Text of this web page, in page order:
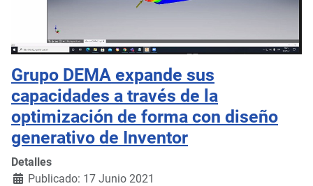
Grupo DEMA expande sus
capacidades a través de la
optimización de forma con diseño
generativo de Inventor
Detalles
Publicado: 17 Junio 2021